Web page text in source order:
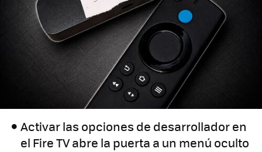
Activar las opciones de desarrollador en
el Fire TV abre la puerta a un menú oculto